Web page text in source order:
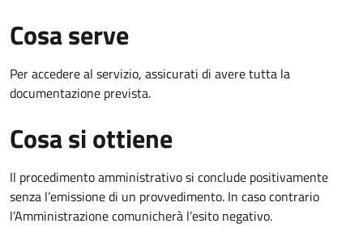
Cosa serve
Per accedere al servizio, assicurati di avere tutta la
documentazione prevista.
Cosa si ottiene
Il procedimento amministrativo si conclude positivamente
senza l’emissione di un provvedimento. In caso contrario
l’Amministrazione comunicherà l’esito negativo.